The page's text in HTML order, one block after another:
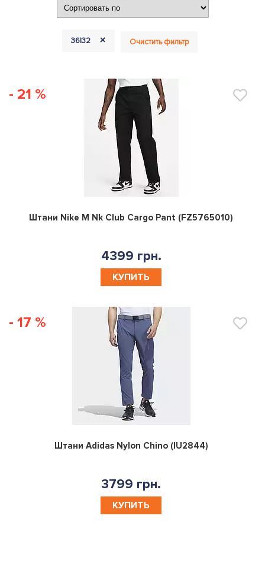
36|32 + Очистить фильтр
- 21 %
0
Штани Nike M Nk Club Cargo Pant (FZ5765010)
4399 грн.
КУПИТЬ
- 17 %
0
Штани Adidas Nylon Chino (IU2844)
3799 грн.
КУПИТЬ